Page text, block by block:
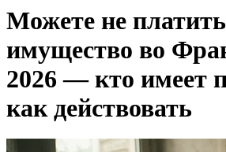
Можете не
имущество во
2026 — кто имеет
как действовать